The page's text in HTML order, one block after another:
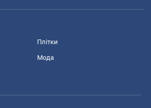
Плітки
Мода